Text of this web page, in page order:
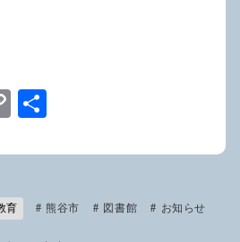
C
p
y
Li
育 熊谷市 図書館 お知らせ